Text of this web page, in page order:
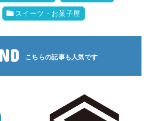
スイーツ・お菓子屋